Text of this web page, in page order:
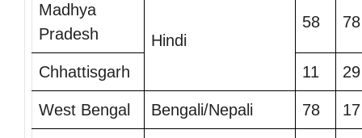
Madhya
Pradesh
Hindi
58 78
Chhattisgarh 11 29
West Bengal Bengali/Nepali 78 17